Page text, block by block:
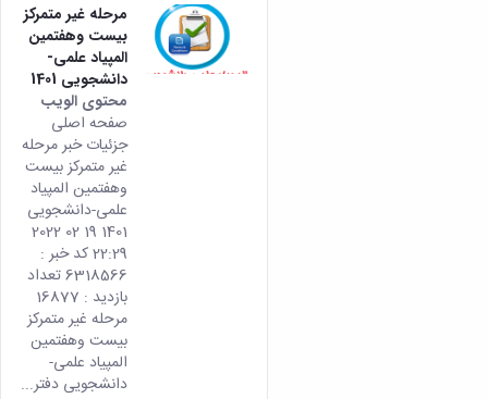
مرحله غیر متمرکز
بیست وهفتمین
المپیاد علمی-
دانشجویی 1401
محتوى الويب
هذه
من
صفحه اصلی
جزئیات خبر مرحله
غیر متمرکز بیست
وهفتمین المپیاد
علمی-دانشجویی
1401 19 02 2022
22:29 کد خبر :
6318566 تعداد
بازدید : 16877
مرحله غیر متمرکز
بیست وهفتمین
المپیاد علمی-
دانشجویی دفتر...